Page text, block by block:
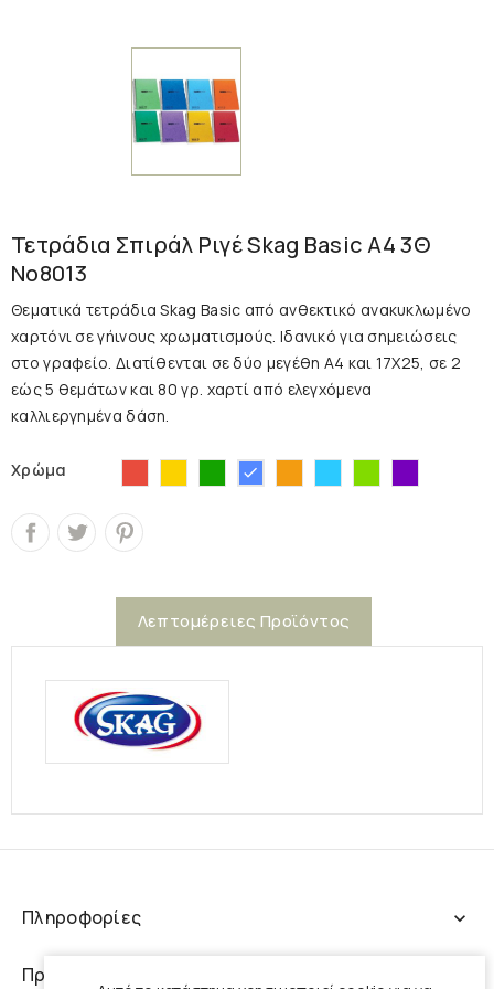
Τετράδια Σπιράλ Ριγέ Skag Basic A4 3Θ
Νο8013
Θεματικά τετράδια Skag Basic από ανθεκτικό ανακυκλωμένο
χαρτόνι σε γήινους χρωματισμούς. Ιδανικό για σημειώσεις
στο γραφείο. Διατίθενται σε δύο μεγέθη Α4 και 17Χ25, σε 2
εώς 5 θεμάτων και 80 γρ. χαρτί από ελεγχόμενα
καλλιεργημένα δάση.
Χρώμα ΚόκκινοΚίτρινοΠράσινο
ΜπλεΠορτοκαλί
ΓαλάζιοΛαχανίΜωβ
Λεπτομέρειες Προϊόντος
Πληροφορίες expand_more
Προϊόντα